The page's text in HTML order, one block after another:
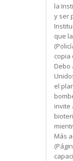
la
y ser
que
copia
Debo
el
invite
Más